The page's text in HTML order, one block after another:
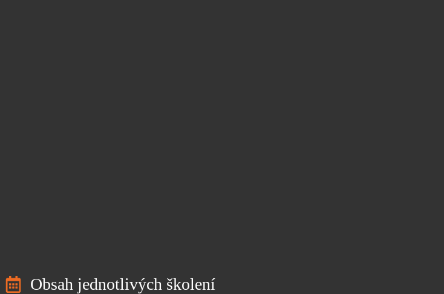
Obsah jednotlivých školení